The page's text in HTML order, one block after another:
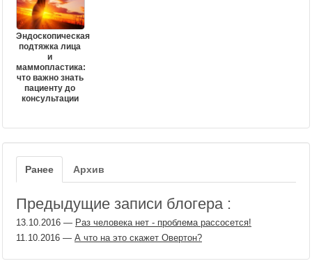
Эндоскопическая
подтяжка лица
и
маммопластика:
что важно знать
пациенту до
консультации
Ранее Архив
Предыдущие записи блогера :
13.10.2016 — Раз человека нет - проблема рассосется!
11.10.2016 — А что на это скажет Овертон?